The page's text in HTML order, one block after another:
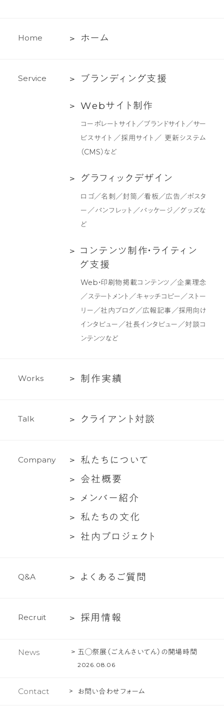
Home
ホ
ホーム
Service
ブ
ン
支
ブラ ン ディ ン グ支援
Web
作
Webサ イ ト 制 作
コーポレートサイト／ブランドサイト／サー
ビスサイト／採用サイト／ 更新システム
（CMS）など
グ
ク
グラフ ィ ッ ク デザイ ン
ロゴ／名刺／封筒／看板／広告／ポスタ
ー／パンフレット／パッケージ／グッズな
ど
コ
作・
テ
グ
コ ン テ ン ツ制 作・ ラ イ ティ ン
グ支援
Web・印刷物掲載コンテンツ／企業理念
／ステートメント／キャッチコピー／ストー
リー／社内ブログ／広報記事／採用向け
インタビュー／社長インタビュー／対談コ
ンテンツなど
Works
制
績
制 作実績
Talk
ク
ア
対
談
ク ラ イ ア ン ト 対談
Company
私
に
つ
私 た ち に つ いて
会
要
会社概要
メ
ー
メ ンバ ー紹介
私 私 た ちの 文化
社
ロ
ク
社 内 プロ ジ ェ ク ト
Q&A
よ
る
問
よ く あ る ご質 問
Recruit
採 採用 情報
News 五◯祭展（ごえんさいてん）の開場時間
2026.08.06
Contact お問い合わせフォーム